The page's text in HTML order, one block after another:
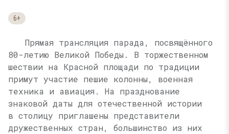
6+
Прямая трансляция парада, посвящённого
80-летию Великой Победы. В торжественном
шествии на Красной площади по традиции
примут участие пешие колонны, военная
техника и авиация. На празднование
знаковой даты для отечественной истории
в столицу приглашены представители
дружественных стран, большинство из них